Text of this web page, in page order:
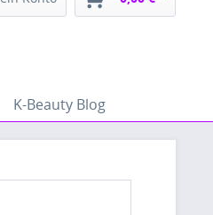
K-Beauty Blog